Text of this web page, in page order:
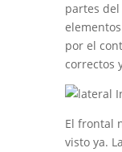
partes
por el
correctos
El frontal
visto ya.